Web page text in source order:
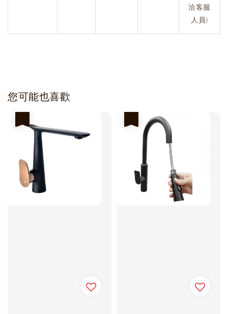
洽客服
人員)
您可能也喜歡